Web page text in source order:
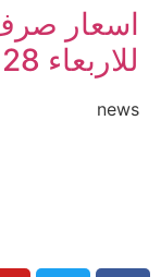
اسعار صرف
للاربعاء 28 ديسمبر 2022 م
news